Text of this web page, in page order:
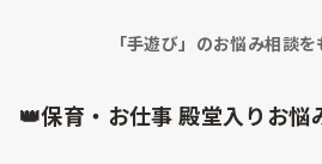
「手遊び」のお悩み相談
👑保育・お仕事 殿堂入りお悩